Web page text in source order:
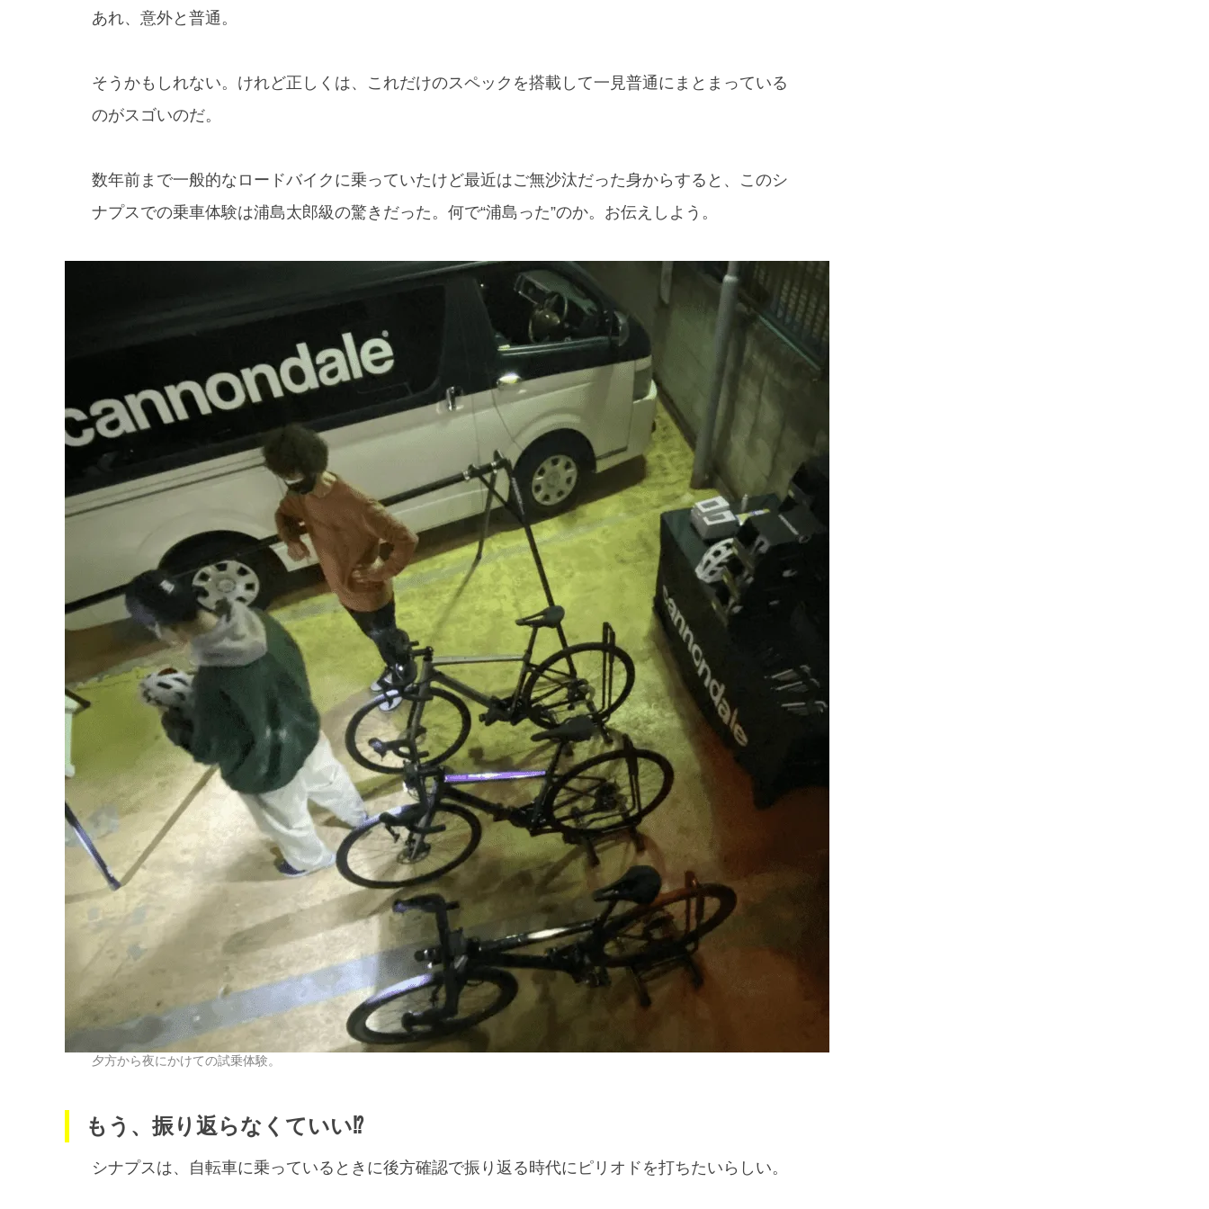
あれ、意外と普通。
そうかもしれない。けれど正しくは、これだけのスペックを搭載して一見普通にまとまっている
のがスゴいのだ。
数年前まで一般的なロードバイクに乗っていたけど最近はご無沙汰だった身からすると、このシ
ナプスでの乗車体験は浦島太郎級の驚きだった。何で“浦島った”のか。お伝えしよう。
夕方から夜にかけての試乗体験。
もう、振り返らなくていい⁉︎
シナプスは、自転車に乗っているときに後方確認で振り返る時代にピリオドを打ちたいらしい。